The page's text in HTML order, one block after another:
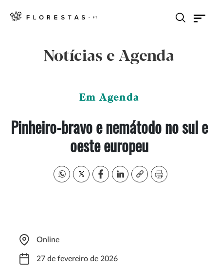
Notícias e Agenda
Em Agenda
Pinheiro-bravo e nemátodo no sul e
oeste europeu
Online
27 de fevereiro de 2026